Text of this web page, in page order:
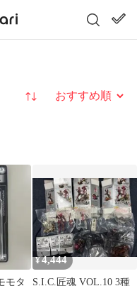
並び替え
モタ
¥4,444
S.I.C.匠魂 VOL.10 3種